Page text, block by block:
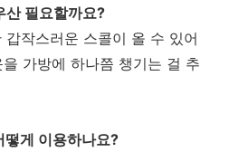
산 필요할까요?
작스러운 스콜이 올 수 있어
가방에 하나쯤 챙기는 걸 추
떻게 이용하나요?